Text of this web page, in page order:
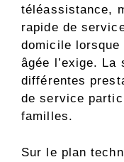
téléassistance,
rapide de
domicile
âgée l’exige. La
différentes
de service
familles.
Sur le plan